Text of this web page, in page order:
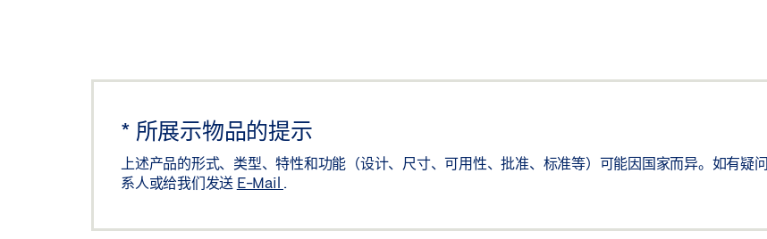
* 所展示物品的提示
上述产品的形式、类型、特性和功能（设计、尺寸、可用性、批准、标准等）可能因国家而异。如有疑
系人或给我们发送 E-Mail